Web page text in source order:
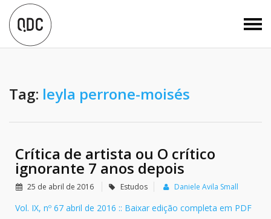
Tag: leyla perrone-moisés
Crítica de artista ou O crítico
ignorante 7 anos depois
25 de abril de 2016 Estudos Daniele Avila Small
Vol. IX, nº 67 abril de 2016 :: Baixar edição completa em PDF